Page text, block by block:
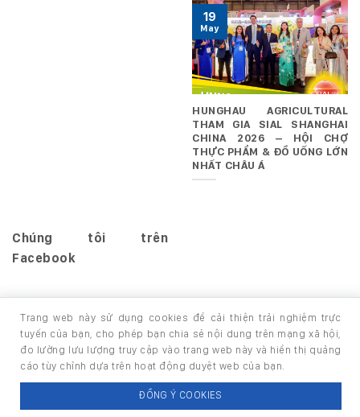
HUNGHAU AGRICULTURAL
THAM GIA SIAL SHANGHAI
CHINA 2026 – HỘI CHỢ
THỰC PHẨM & ĐỒ UỐNG LỚN
NHẤT CHÂU Á
19
May
Chúng tôi trên
Facebook
TRANG CHỦ GIỚI THIỆU SẢN PHẨM
Copyright 2026 ©thuộc HUNGHAU HOLDINGS. All rights
Trang web này sử dụng cookies để cải thiện trải nghiệm trực
tuyến của bạn, cho phép bạn chia sẻ nội dung trên mạng xã hội,
đo lường lưu lượng truy cập vào trang web này và hiển thị quảng
cáo tùy chỉnh dựa trên hoạt động duyệt web của bạn.
ĐỒNG Ý COOKIES